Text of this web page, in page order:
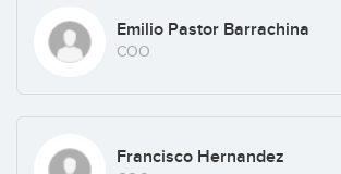
Emilio Pastor Barrachina
COO
Francisco Hernandez